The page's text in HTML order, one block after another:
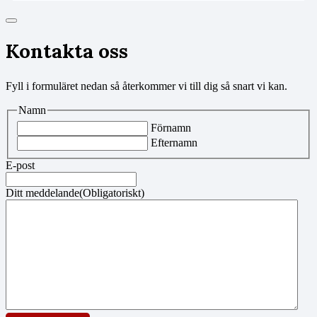
Kontakta oss
Fyll i formuläret nedan så återkommer vi till dig så snart vi kan.
Namn
Förnamn
Efternamn
E-post
Ditt meddelande(Obligatoriskt)